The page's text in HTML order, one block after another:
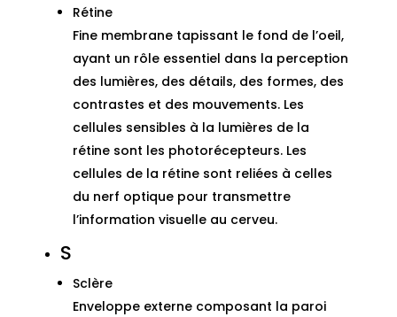
Rétine
Fine membrane tapissant le fond de l’oeil,
ayant un rôle essentiel dans la perception
des lumières, des détails, des formes, des
contrastes et des mouvements. Les
cellules sensibles à la lumières de la
rétine sont les photorécepteurs. Les
cellules de la rétine sont reliées à celles
du nerf optique pour transmettre
l’information visuelle au cerveu.
S
Sclère
Enveloppe externe composant la paroi